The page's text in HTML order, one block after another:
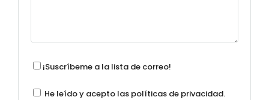
¡Suscríbeme a la lista de correo!
He leído y acepto las políticas de privacidad.